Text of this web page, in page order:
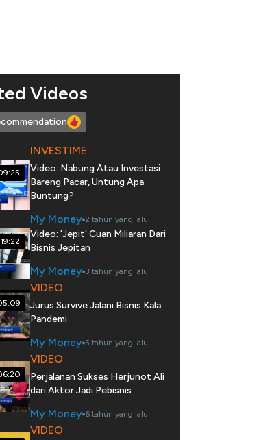
Videos
INVESTIME
Video: Nabung Atau Investasi
Bareng Pacar, Untung Apa
Buntung?
My Money 2 tahun yang lalu
19:22
Video: 'Jepit' Cuan Miliaran Dari
Bisnis Jepitan
My Money 3 tahun yang lalu
VIDEO
Jurus Survive Jalani Bisnis Kala
Pandemi
My Money 5 tahun yang lalu
VIDEO
Perjalanan Sukses Herjunot Ali
dari Aktor Jadi Pebisnis
My Money 6 tahun yang lalu
VIDEO